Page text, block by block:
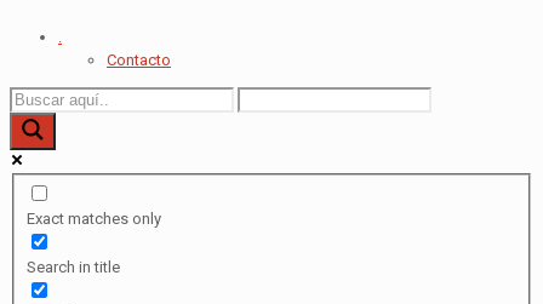
.
Contacto
Exact matches only
Search in title